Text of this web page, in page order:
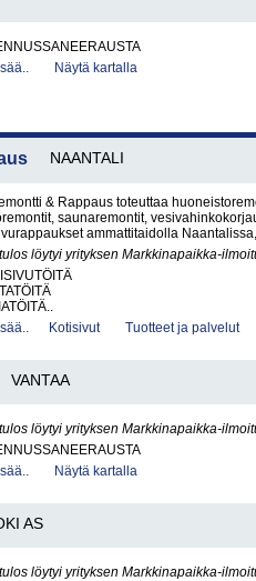
Näytä kartalla
NAANTALI
& Rappaus toteuttaa
saunaremontit,
ammattitaidolla
löytyi yrityksen Markkinapaikka-
Kotisivut Tuotteet ja palvelut
VANTAA
löytyi yrityksen Markkinapaikka-
Näytä kartalla
AS
löytyi yrityksen Markkinapaikka-